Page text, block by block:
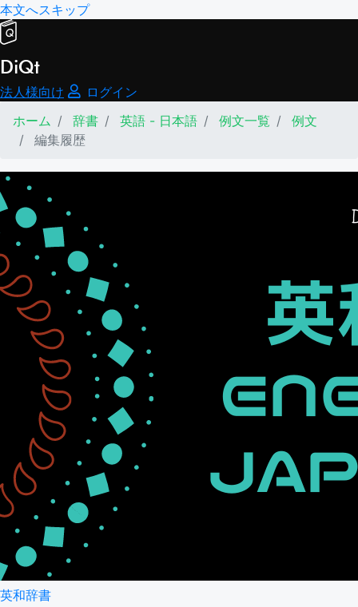
本文へスキップ
DiQt
法人様向け
ログイン
ホーム
辞書 英語 - 日本語 例文一覧
例文
編集履歴
英和辞書